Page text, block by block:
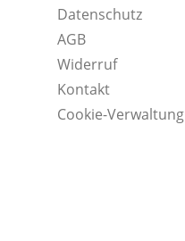
Datenschutz
AGB
Widerruf
Kontakt
Cookie-Verwaltung